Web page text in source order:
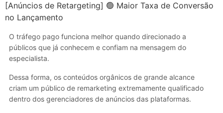
[Anúncios de Retargeting] 🟢 Maior Taxa de Conversão
O tráfego pago funciona melhor quando direcionado a
públicos que já conhecem e confiam na mensagem do
especialista.
Dessa forma, os conteúdos orgânicos de grande alcance
criam um público de remarketing extremamente qualificado
dentro dos gerenciadores de anúncios das plataformas.